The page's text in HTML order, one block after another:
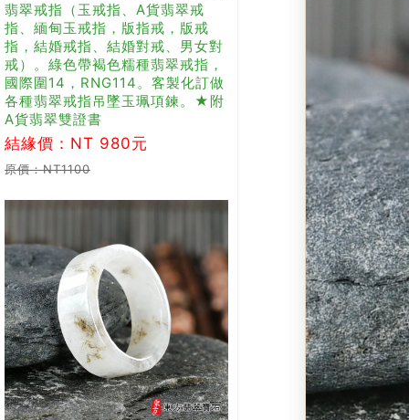
翡翠戒指（玉戒指、A貨翡翠戒
指、緬甸玉戒指，版指戒，版戒
指，結婚戒指、結婚對戒、男女對
戒）。綠色帶褐色糯種翡翠戒指，
國際圍14，RNG114。客製化訂做
各種翡翠戒指吊墜玉珮項鍊。★附
A貨翡翠雙證書
結緣價：NT 980元
原價：NT1100